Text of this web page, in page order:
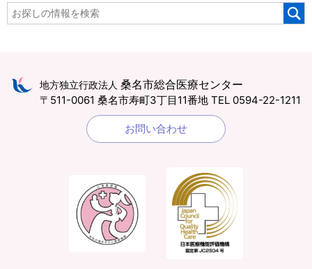
地方独立行政法人 桑名市総合医療センター
〒511-0061 桑名市寿町3丁目11番地 TEL 0594-22-1211
お問い合わせ